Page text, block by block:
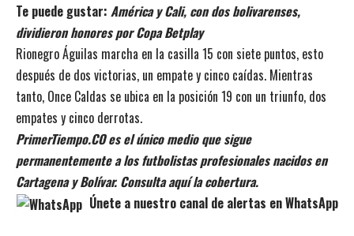
Te puede gustar: América y Cali, con dos bolivarenses,
dividieron honores por Copa Betplay
Rionegro Águilas marcha en la casilla 15 con siete puntos, esto
después de dos victorias, un empate y cinco caídas. Mientras
tanto, Once Caldas se ubica en la posición 19 con un triunfo, dos
empates y cinco derrotas.
PrimerTiempo.CO es el único medio que sigue
permanentemente a los futbolistas profesionales nacidos en
Cartagena y Bolívar. Consulta aquí la cobertura.
Únete a nuestro canal de alertas en WhatsApp